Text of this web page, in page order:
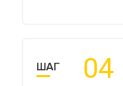
ШАГ 04